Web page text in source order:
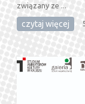
związany ze ...
czytaj więcej